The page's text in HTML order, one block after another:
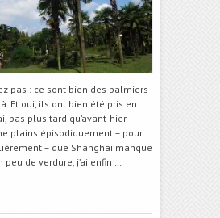
pas : ce sont bien des palmiers
Et oui, ils ont bien été pris en
pas plus tard qu’avant-hier
plains épisodiquement – pour
– que Shanghai manque
de verdure, j’ai enfin …